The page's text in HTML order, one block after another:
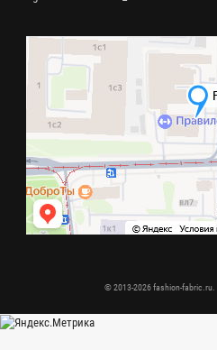
© 2013-2026 fashion-